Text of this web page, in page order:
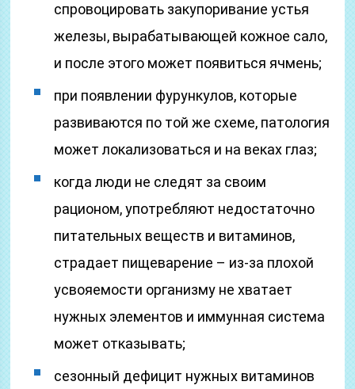
спровоцировать закупоривание устья
железы, вырабатывающей кожное сало,
и после этого может появиться ячмень;
при появлении фурункулов, которые
развиваются по той же схеме, патология
может локализоваться и на веках глаз;
когда люди не следят за своим
рационом, употребляют недостаточно
питательных веществ и витаминов,
страдает пищеварение – из-за плохой
усвояемости организму не хватает
нужных элементов и иммунная система
может отказывать;
сезонный дефицит нужных витаминов